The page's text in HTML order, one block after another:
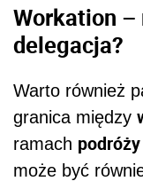
Workation –
delegacja?
Warto również
granica między
ramach
może być